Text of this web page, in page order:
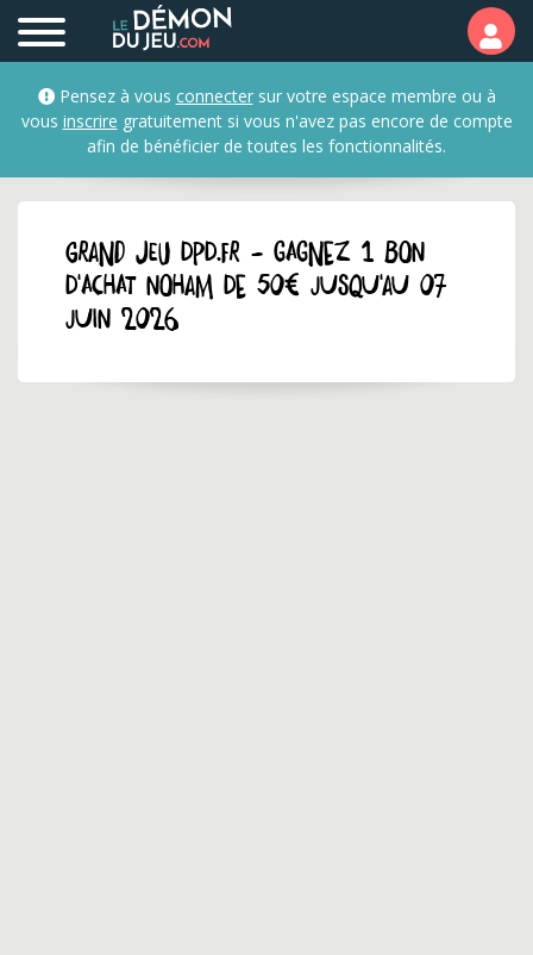
Pensez à vous connectersur votre espace membre ou à
vous inscrire gratuitement si vous n'avez pas encore de compte
afin de bénéficier de toutes les fonctionnalités.
GRAND JEU dpd.fr - Gagnez 1 bon
d'achat Noham de 50€ jusqu'au 07
juin 2026